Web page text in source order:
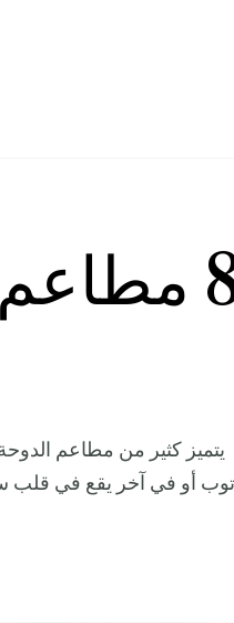
8
يتميز كثير من مطاعم
توب أو في آخر يقع في قلب